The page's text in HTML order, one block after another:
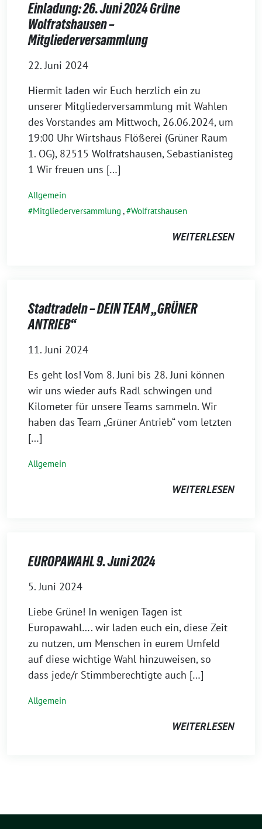
Einladung: 26. Juni 2024 Grüne
Wolfratshausen –
Mitgliederversammlung
22. Juni 2024
Hiermit laden wir Euch herzlich ein zu
unserer Mitgliederversammlung mit Wahlen
des Vorstandes am Mittwoch, 26.06.2024, um
19:00 Uhr Wirtshaus Flößerei (Grüner Raum
1. OG), 82515 Wolfratshausen, Sebastianisteg
1 Wir freuen uns […]
Allgemein
Mitgliederversammlung , Wolfratshausen
WEITERLESEN
Stadtradeln – DEIN TEAM „GRÜNER
ANTRIEB“
11. Juni 2024
Es geht los! Vom 8. Juni bis 28. Juni können
wir uns wieder aufs Radl schwingen und
Kilometer für unsere Teams sammeln. Wir
haben das Team „Grüner Antrieb“ vom letzten
[…]
Allgemein
WEITERLESEN
EUROPAWAHL 9. Juni 2024
5. Juni 2024
Liebe Grüne! In wenigen Tagen ist
Europawahl…. wir laden euch ein, diese Zeit
zu nutzen, um Menschen in eurem Umfeld
auf diese wichtige Wahl hinzuweisen, so
dass jede/r Stimmberechtigte auch […]
Allgemein
WEITERLESEN